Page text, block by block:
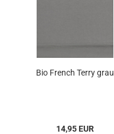
Bio French Terry grau
14,95 EUR